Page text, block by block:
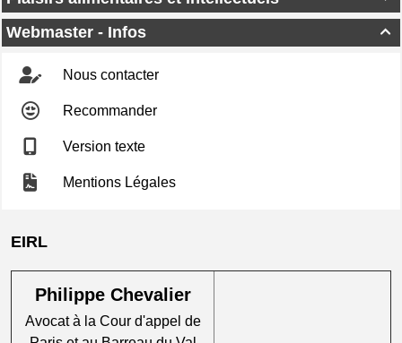

Webmaster - Infos
Nous contacter
Recommander
Version texte
Mentions Légales
EIRL
Philippe Chevalier
Avocat à la Cour d'appel de